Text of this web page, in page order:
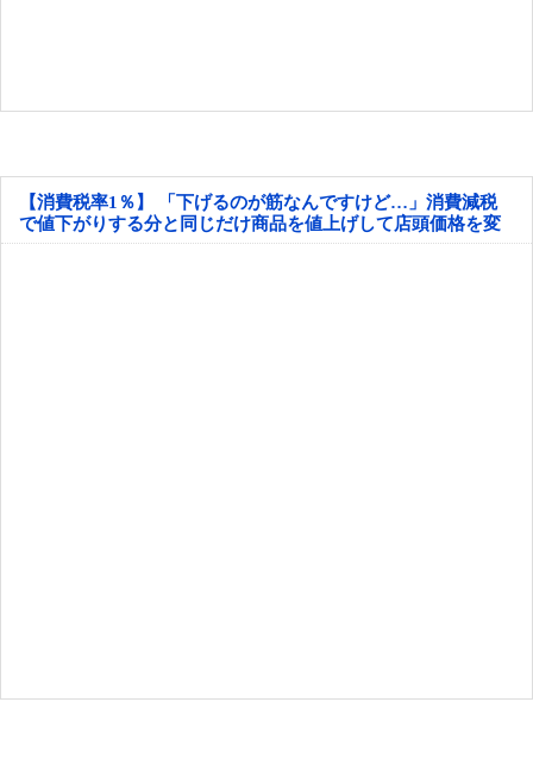
【消費税率1％】 「下げるのが筋なんですけど…」消費減税
で値下がりする分と同じだけ商品を値上げして店頭価格を変
えない店も